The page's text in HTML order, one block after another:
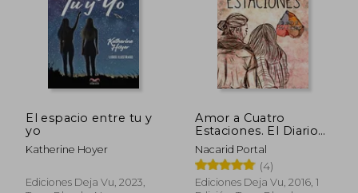
El espacio entre tu y
yo
Katherine Hoyer
Ediciones Deja Vu, 2023,
Amor a Cuatro
Estaciones. El Diario
de una Ilusión (14ª Ed.
)Nacarid Portal
(4)
Ediciones Deja Vu, 2016, 1